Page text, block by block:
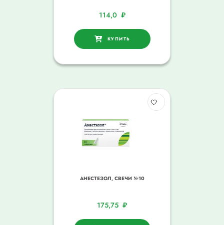
114,0 ₽
КУПИТЬ
АНЕСТЕЗОЛ, СВЕЧИ №10
175,75 ₽